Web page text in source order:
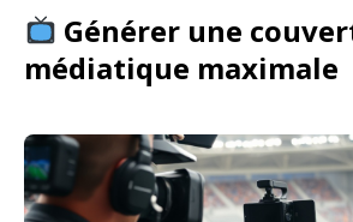
Générer une
médiatique maximale